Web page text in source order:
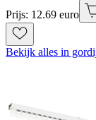
Prijs: 12.69 euro
Bekijk alles in